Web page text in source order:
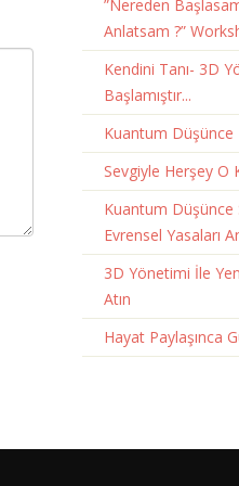
”Nereden
Anlatsam ?”
Kendini Tanı- 3D
Başlamıştır...
Kuantum Düşünce
Sevgiyle Herşey O
Kuantum Düşünce
Evrensel Yasaları
3D Yönetimi İle
Atın
Hayat Paylaşınca